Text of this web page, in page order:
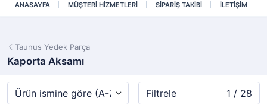
ANASAYFA MÜŞTERİ HİZMETLERİ SİPARİŞ TAKİBİ İLETİŞİM
Taunus Yedek Parça
Kaporta Aksamı
Filtrele 1 / 28